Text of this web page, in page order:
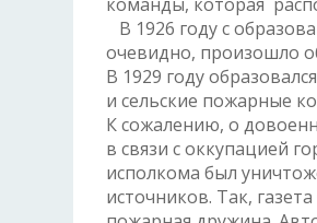
В 1926 году с
очевидно, произошло
В 1929 году
и сельские пожарные
К сожалению, о
в связи с оккупацией
исполкома был
источников. Так,